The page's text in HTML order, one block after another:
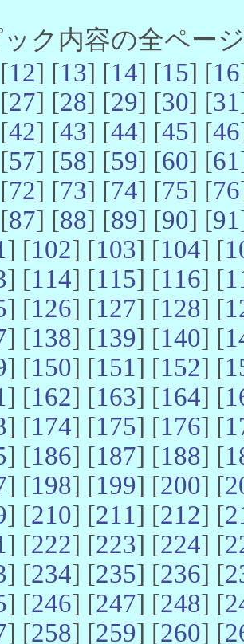
ク内容の全ペー
12] [13] [14] [15] [16
27] [28] [29] [30] [31
42] [43] [44] [45] [46
57] [58] [59] [60] [61
72] [73] [74] [75] [76
87] [88] [89] [90] [91
] [102] [103] [104] [
] [114] [115] [116] [
] [126] [127] [128] [
] [138] [139] [140] [
] [150] [151] [152] [
] [162] [163] [164] [
] [174] [175] [176] [
] [186] [187] [188] [
] [198] [199] [200] [
] [210] [211] [212] [
] [222] [223] [224] [
] [234] [235] [236] [
] [246] [247] [248] [
] [258] [259] [260] [